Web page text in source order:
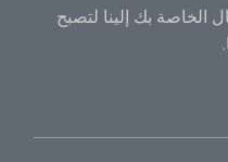
الخاصة بك إلينا لتصبح